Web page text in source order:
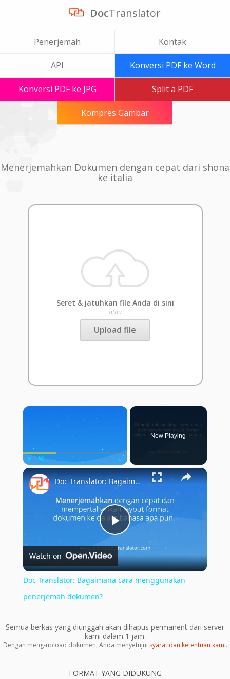
DocTranslator
Penerjemah Kontak
API Konversi PDF ke Word
Konversi PDF ke JPG Split a PDF
Kompres Gambar
Menerjemahkan Dokumen dengan cepat dari shona
ke italia
Seret & jatuhkan file Anda di sini
atau
Upload file
×
Play Unmute Fullscreen
Now Playing
×
Play
Video
Doc Translator: Bagaimana cara menggunakan penerjemah dokumen?
Watch on
Doc Translator: Bagaimana cara menggunakan
penerjemah dokumen?
Semua berkas yang diunggah akan dihapus permanent dari server
kami dalam 1 jam.
Dengan meng-upload dokumen, Anda menyetujui syarat dan ketentuan kami.
FORMAT YANG DIDUKUNG